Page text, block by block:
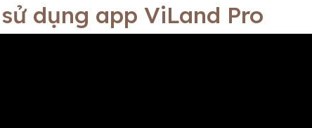
dụng app ViLand Pro